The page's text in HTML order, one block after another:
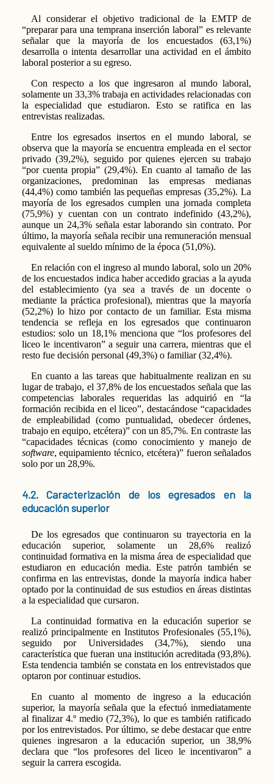
Al considerar el objetivo tradicional de la EMTP de
“preparar para una temprana inserción laboral” es relevante
señalar que la mayoría de los encuestados (63,1%)
desarrolla o intenta desarrollar una actividad en el ámbito
laboral posterior a su egreso.
Con respecto a los que ingresaron al mundo laboral,
solamente un 33,3% trabaja en actividades relacionadas con
la especialidad que estudiaron. Esto se ratifica en las
entrevistas realizadas.
Entre los egresados insertos en el mundo laboral, se
observa que la mayoría se encuentra empleada en el sector
privado (39,2%), seguido por quienes ejercen su trabajo
“por cuenta propia” (29,4%). En cuanto al tamaño de las
organizaciones, predominan las empresas medianas
(44,4%) como también las pequeñas empresas (35,2%). La
mayoría de los egresados cumplen una jornada completa
(75,9%) y cuentan con un contrato indefinido (43,2%),
aunque un 24,3% señala estar laborando sin contrato. Por
último, la mayoría señala recibir una remuneración mensual
equivalente al sueldo mínimo de la época (51,0%).
En relación con el ingreso al mundo laboral, solo un 20%
de los encuestados indica haber accedido gracias a la ayuda
del establecimiento (ya sea a través de un docente o
mediante la práctica profesional), mientras que la mayoría
(52,2%) lo hizo por contacto de un familiar. Esta misma
tendencia se refleja en los egresados que continuaron
estudios: solo un 18,1% menciona que “los profesores del
liceo le incentivaron” a seguir una carrera, mientras que el
resto fue decisión personal (49,3%) o familiar (32,4%).
En cuanto a las tareas que habitualmente realizan en su
lugar de trabajo, el 37,8% de los encuestados señala que las
competencias laborales requeridas las adquirió en “la
formación recibida en el liceo”, destacándose “capacidades
de empleabilidad (como puntualidad, obedecer órdenes,
trabajo en equipo, etcétera)” con un 85,7%. En contraste las
“capacidades técnicas (como conocimiento y manejo de
software, equipamiento técnico, etcétera)” fueron señalados
solo por un 28,9%.
4.2. Caracterización de los egresados en la
educación superior
De los egresados que continuaron su trayectoria en la
educación superior, solamente un 28,6% realizó
continuidad formativa en la misma área de especialidad que
estudiaron en educación media. Este patrón también se
confirma en las entrevistas, donde la mayoría indica haber
optado por la continuidad de sus estudios en áreas distintas
a la especialidad que cursaron.
La continuidad formativa en la educación superior se
realizó principalmente en Institutos Profesionales (55,1%),
seguido por Universidades (34,7%), siendo una
característica que fueran una institución acreditada (93,8%).
Esta tendencia también se constata en los entrevistados que
optaron por continuar estudios.
En cuanto al momento de ingreso a la educación
superior, la mayoría señala que la efectuó inmediatamente
al finalizar 4.º medio (72,3%), lo que es también ratificado
por los entrevistados. Por último, se debe destacar que entre
quienes ingresaron a la educación superior, un 38,9%
declara que “los profesores del liceo le incentivaron” a
seguir la carrera escogida.